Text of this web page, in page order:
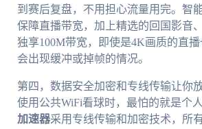
到赛后复盘，不用担心流量用完。智
保障直播带宽，加上精选的回国影音
独享100M带宽，即使是4K画质的直
会出现缓冲或掉帧的情况。
第四，数据安全加密和专线传输让你
使用公共WiFi看球时，最怕的就是个人
加速器采用专线传输和加密技术，所